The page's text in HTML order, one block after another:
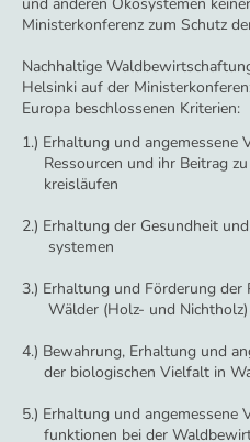
Ministerkonferenz zum Schutz
Nachhaltige
Helsinki auf der
Europa beschlossenen Kriterien:
1.) Erhaltung und angemessene
Ressourcen und ihr Beitrag
kreisläufen
2.) Erhaltung der Gesundheit
systemen
3.) Erhaltung und Förderung
Wälder (Holz- und Nichtholz)
4.) Bewahrung, Erhaltung und
der biologischen Vielfalt in
5.) Erhaltung und angemessene
funktionen bei der